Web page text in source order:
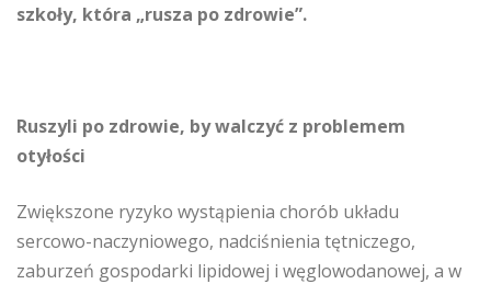
szkoły, która „rusza po zdrowie”.
Ruszyli po zdrowie, by walczyć z problemem
otyłości
Zwiększone ryzyko wystąpienia chorób układu
sercowo-naczyniowego, nadciśnienia tętniczego,
zaburzeń gospodarki lipidowej i węglowodanowej, a w